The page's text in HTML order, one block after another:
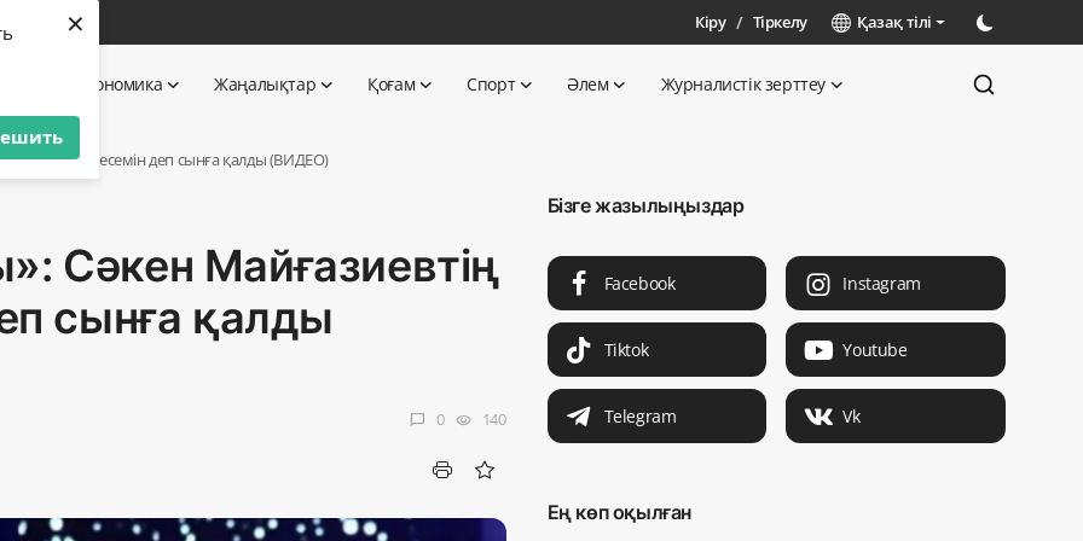
× Кіру / Тіркелу Қазақ тілі
Экономика Жаңалықтар Қоғам Спорт Әлем Журналистік зерттеу
әйелі тұсау кесемін деп сынға қалды (ВИДЕО)
Сәкен Майғазиевтің
сынға қалды
chat_bubble 0 visibility 140
Бізге жазылыңыздар
Facebook Instagram
Tiktok Youtube
Telegram Vk
Ең көп оқылған